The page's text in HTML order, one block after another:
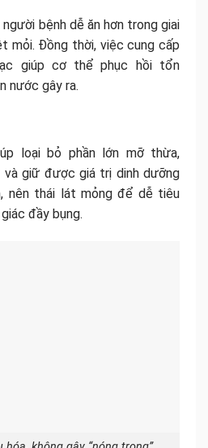
bệnh dễ ăn hơn trong giai
mỏi. Đồng thời, việc cung cấp
giúp cơ thể phục hồi tổn
nước gây ra.
loại bỏ phần lớn mỡ thừa,
và giữ được giá trị dinh dưỡng
nên thái lát mỏng để dễ tiêu
đầy bụng.